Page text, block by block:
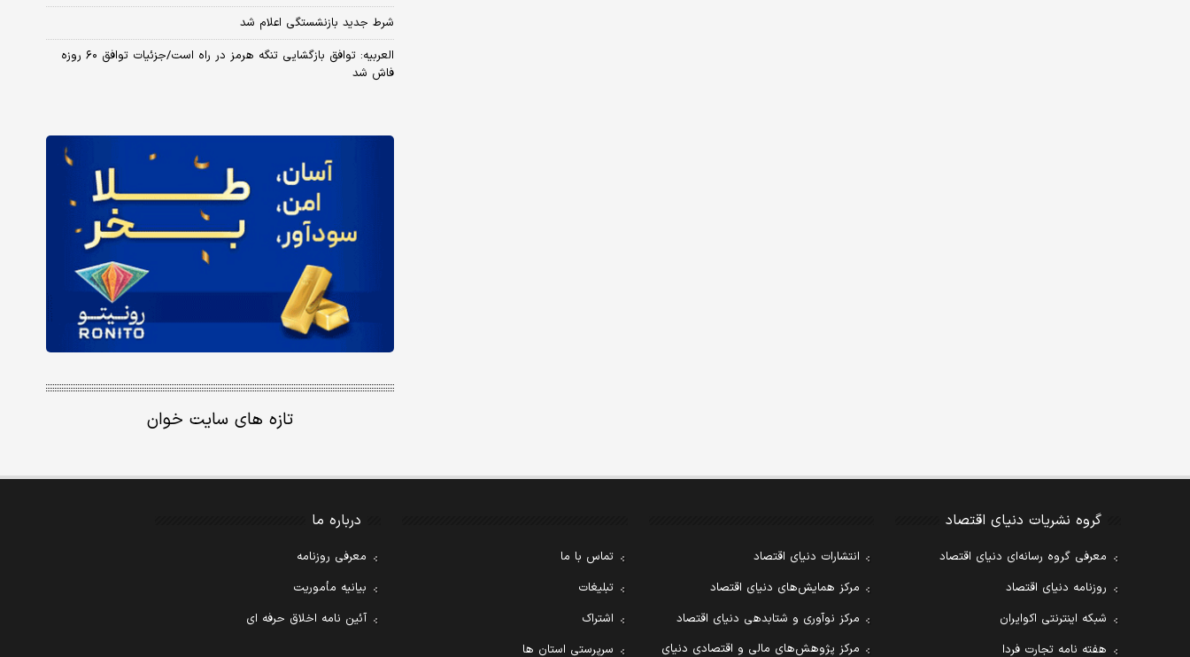
شرط جدید بازنشستگی اعلام شد
العربیه: توافق بازگشایی تنگه هرمز در راه است/جزئیات توافق ۶۰ روزه
فاش شد
تازه های سایت خوان
گروه نشریات دنیای اقتصاد
معرفی گروه رسانه‌ای دنیای اقتصاد
روزنامه دنیای اقتصاد
شبکه اینترنتی اکوایران
هفته نامه تجارت فردا
انتشارات دنیای اقتصاد
مرکز همایش‌های دنیای اقتصاد
مرکز نوآوری و شتابدهی دنیای اقتصاد
مرکز پژوهش‌های مالی و اقتصادی دنیای
تماس با ما
تبلیغات
اشتراک
سرپرستی استان ها
درباره ما
معرفی روزنامه
بیانیه مأموریت
آئین نامه اخلاق حرفه ای